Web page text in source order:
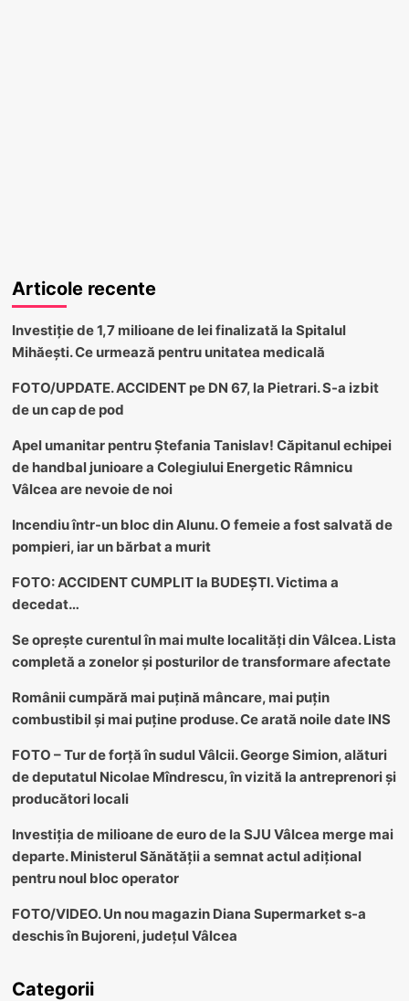
Articole recente
Investiție de 1,7 milioane de lei finalizată la Spitalul
Mihăești. Ce urmează pentru unitatea medicală
FOTO/UPDATE. ACCIDENT pe DN 67, la Pietrari. S-a izbit
de un cap de pod
Apel umanitar pentru Ștefania Tanislav! Căpitanul echipei
de handbal junioare a Colegiului Energetic Râmnicu
Vâlcea are nevoie de noi
Incendiu într-un bloc din Alunu. O femeie a fost salvată de
pompieri, iar un bărbat a murit
FOTO: ACCIDENT CUMPLIT la BUDEȘTI. Victima a
decedat…
Se oprește curentul în mai multe localități din Vâlcea. Lista
completă a zonelor și posturilor de transformare afectate
Românii cumpără mai puțină mâncare, mai puțin
combustibil și mai puține produse. Ce arată noile date INS
FOTO – Tur de forță în sudul Vâlcii. George Simion, alături
de deputatul Nicolae Mîndrescu, în vizită la antreprenori și
producători locali
Investiția de milioane de euro de la SJU Vâlcea merge mai
departe. Ministerul Sănătății a semnat actul adițional
pentru noul bloc operator
FOTO/VIDEO. Un nou magazin Diana Supermarket s-a
deschis în Bujoreni, județul Vâlcea
Categorii